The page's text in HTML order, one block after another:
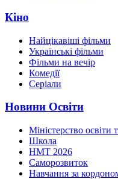
Кіно
Найцікавіші фільми
Українські фільми
Фільми на вечір
Комедії
Серіали
Новини Освіти
Міністерство освіти
Школа
НМТ 2026
Саморозвиток
Навчання за